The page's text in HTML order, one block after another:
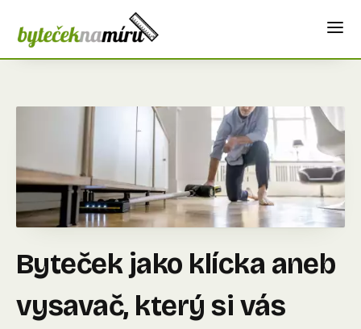
Byteček jako klícka aneb
vysavač, který si vás